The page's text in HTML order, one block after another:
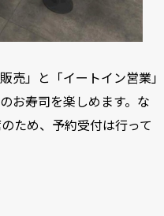
売」と「イートイン営業」
お寿司を楽しめます。な
ため、予約受付は行って